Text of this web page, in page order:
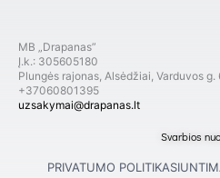
MB „Drapanas”
Į.k.: 305605180
Plungės rajonas, Alsėdžiai, Varduvos g.
+37060801395
uzsakymai@drapanas.lt
Svarbios
PRIVATUMO POLITIKA